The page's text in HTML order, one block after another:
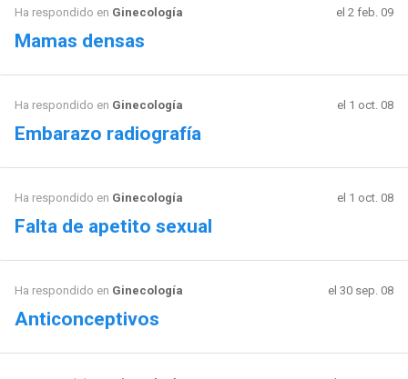
Ha respondido en Ginecología el 2 feb. 09
Mamas densas
Ha respondido en Ginecología el 1 oct. 08
Embarazo radiografía
Ha respondido en Ginecología el 1 oct. 08
Falta de apetito sexual
Ha respondido en Ginecología el 30 sep. 08
Anticonceptivos